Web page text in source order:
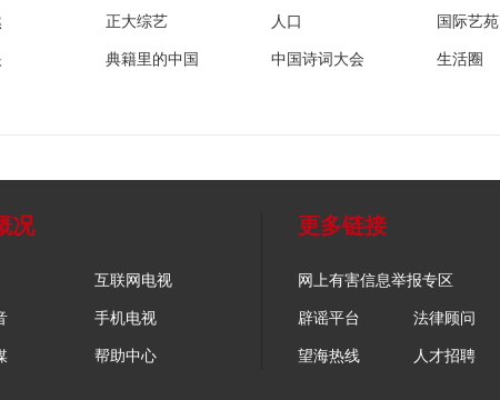
正大综艺 人口 国际艺苑
典籍里的中国 中国诗词大会 生活圈
况
互联网电视
手机电视
帮助中心
更多链接
网上有害信息举报专区
辟谣平台 法律顾问
望海热线 人才招聘